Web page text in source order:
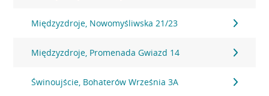
Międzyzdroje, Nowomyśliwska 21/23
Międzyzdroje, Promenada Gwiazd 14
Świnoujście, Bohaterów Września 3A